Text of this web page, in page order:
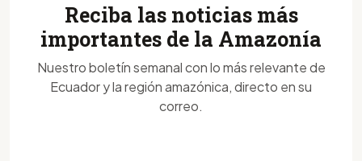
Reciba las noticias más
importantes de la Amazonía
Nuestro boletín semanal con lo más relevante de
Ecuador y la región amazónica, directo en su
correo.